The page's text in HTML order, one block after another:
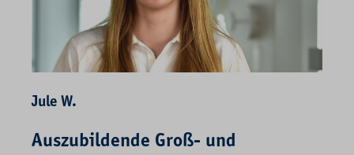
Jule W.
Auszubildende Groß- und